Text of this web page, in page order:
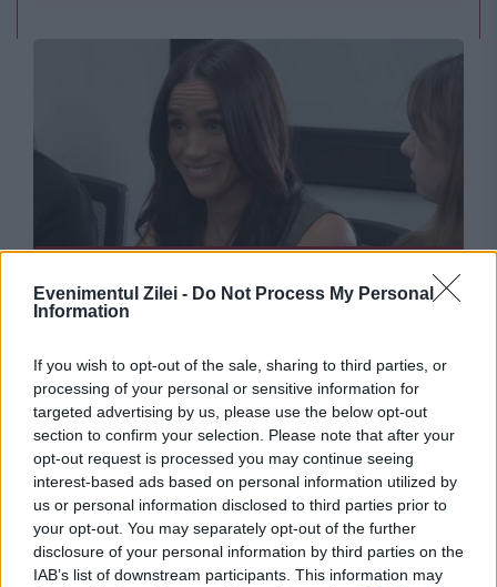
Evenimentul Zilei - Do Not Process My Personal
Information
If you wish to opt-out of the sale, sharing to third parties, or
processing of your personal or sensitive information for
targeted advertising by us, please use the below opt-out
section to confirm your selection. Please note that after your
opt-out request is processed you may continue seeing
interest-based ads based on personal information utilized by
us or personal information disclosed to third parties prior to
your opt-out. You may separately opt-out of the further
disclosure of your personal information by third parties on the
IAB’s list of downstream participants. This information may
Meghan Markle, acuzată că nu se desprinde
această încercare bizară